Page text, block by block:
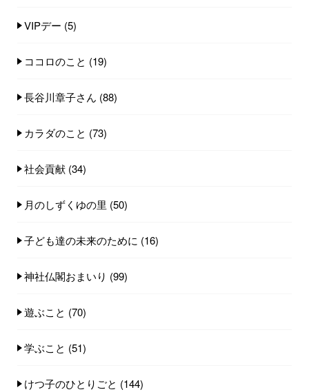
VIPデー (5)
ココロのこと (19)
長谷川章子さん (88)
カラダのこと (73)
社会貢献 (34)
月のしずくゆの里 (50)
子ども達の未来のために (16)
神社仏閣おまいり (99)
遊ぶこと (70)
学ぶこと (51)
けつ子のひとりごと (144)